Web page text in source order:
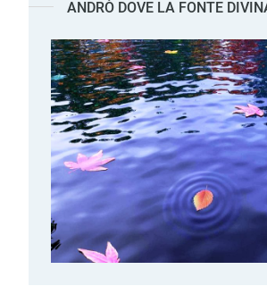
ANDRÒ DOVE LA FONTE